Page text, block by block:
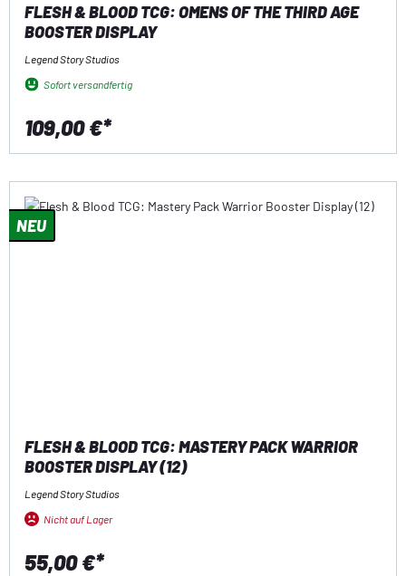
FLESH & BLOOD TCG: OMENS OF THE THIRD AGE
BOOSTER DISPLAY
Legend Story Studios
Sofort versandfertig
109,00 €*
NEU
FLESH & BLOOD TCG: MASTERY PACK WARRIOR
BOOSTER DISPLAY (12)
Legend Story Studios
Nicht auf Lager
55,00 €*